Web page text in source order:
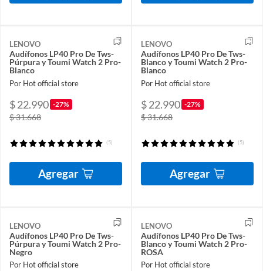
LENOVO
Audífonos LP40 Pro De Tws-
Púrpura y Toumi Watch 2 Pro-
Blanco
Por Hot official store
$ 22.990 -27%
$ 31.668
(5)
Agregar
LENOVO
Audífonos LP40 Pro De Tws-
Blanco y Toumi Watch 2 Pro-
Blanco
Por Hot official store
$ 22.990 -27%
$ 31.668
(5)
Agregar
LENOVO
Audífonos LP40 Pro De Tws-
Púrpura y Toumi Watch 2 Pro-
Negro
Por Hot official store
LENOVO
Audífonos LP40 Pro De Tws-
Blanco y Toumi Watch 2 Pro-
ROSA
Por Hot official store